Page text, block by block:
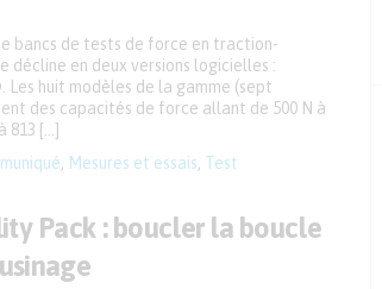
Mesures et essais Test
bancs de tests de force en traction-
décline en deux versions logicielles :
huit modèles de la gamme (sept
des capacités de force allant de 500 N à
813 […]
Pack : boucler la boucle